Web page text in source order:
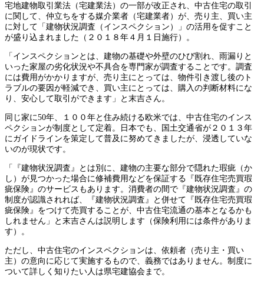
宅地建物取引業法（宅建業法）の一部が改正され、中古住宅の取引
に関して、仲立ちをする媒介業者（宅建業者）が、売り主、買い主
に対して「建物状況調査（インスペクション）」の活用を促すこと
が盛り込まれました（２０１８年４月１日施行）。
「インスペクションとは、建物の基礎や外壁のひび割れ、雨漏りと
いった家屋の劣化状況や不具合を専門家が調査することです。調査
には費用がかかりますが、売り主にとっては、物件引き渡し後のト
ラブルの要因が軽減でき、買い主にとっては、購入の判断材料にな
り、安心して取引ができます」と末吉さん。
同じ家に50年、１００年と住み続ける欧米では、中古住宅のインス
ペクションが制度として定着。日本でも、国土交通省が２０１３年
にガイドラインを策定して普及に努めてきましたが、浸透していな
いのが現状です。
「『建物状況調査』とは別に、建物の主要な部分で隠れた瑕疵（か
し）が見つかった場合に修補費用などを保証する『既存住宅売買瑕
疵保険』のサービスもあります。消費者の間で『建物状況調査』の
制度が認識されれば、『建物状況調査』と併せて『既存住宅売買瑕
疵保険』をつけて売買することが、中古住宅流通の基本となるかも
しれません」と末吉さんは説明します（保険利用には条件がありま
す）。
ただし、中古住宅のインスペクションは、依頼者（売り主・買い
主）の意向に応じて実施するもので、義務ではありません。制度に
ついて詳しく知りたい人は県宅建協会まで。